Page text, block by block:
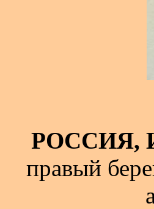
РОССИЯ,
правый